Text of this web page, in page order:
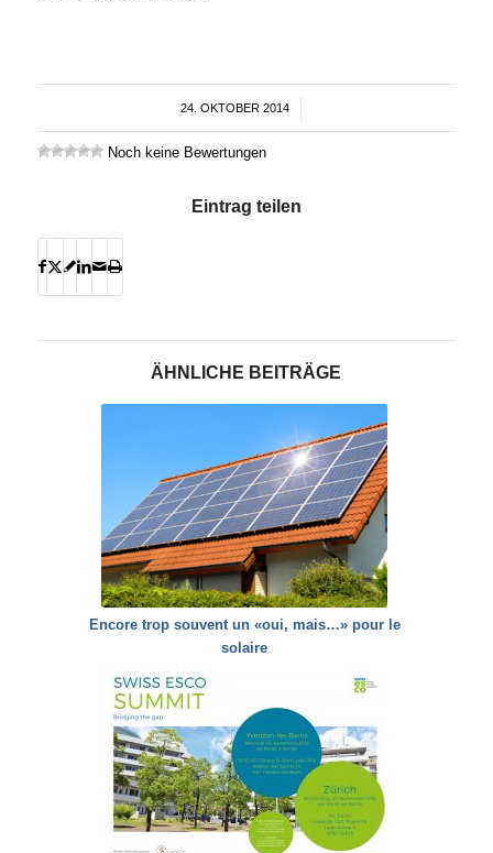
24. OKTOBER 2014
/
Noch keine Bewertungen
Eintrag teilen
ÄHNLICHE BEITRÄGE
Encore trop souvent un «oui, mais…» pour le
solaire